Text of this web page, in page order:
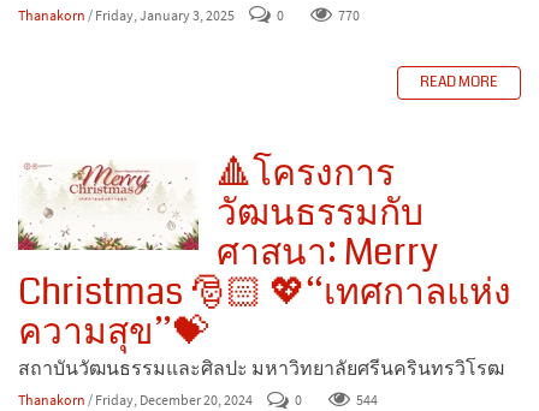
Thanakorn / Friday, January 3, 2025 0 770
READ MORE
🔺โครงการ
วัฒนธรรมกับ
ศาสนา: Merry
Christmas 🎅🏻 💖“เทศกาลแห่ง
ความสุข”💝
สถาบันวัฒนธรรมและศิลปะ มหาวิทยาลัยศรีนครินทรวิโรฒ
Thanakorn / Friday, December 20, 2024 0 544